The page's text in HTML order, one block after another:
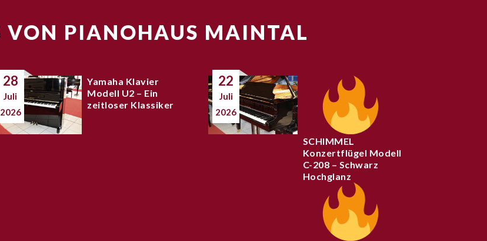
VON PIANOHAUS MAINTAL
28
Juli
2026
Yamaha Klavier
Modell U2 – Ein
zeitloser Klassiker
22
Juli
2026
SCHIMMEL
Konzertflügel Modell
C-208 – Schwarz
Hochglanz